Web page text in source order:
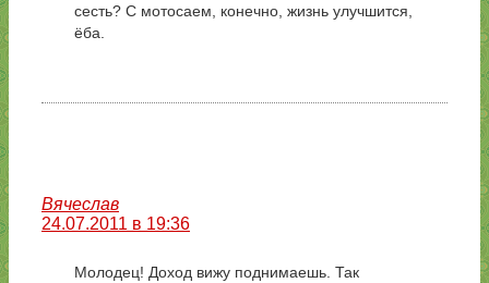
сесть? С мотосаем, конечно, жизнь улучшится,
ёба.
Вячеслав
24.07.2011 в 19:36
Молодец! Доход вижу поднимаешь. Так